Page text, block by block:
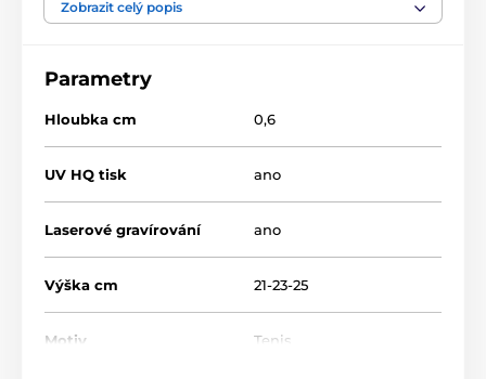
Zobrazit celý popis
Parametry
Hloubka cm 0,6
UV HQ tisk ano
Laserové gravírování ano
Výška cm 21-23-25
Motiv Tenis